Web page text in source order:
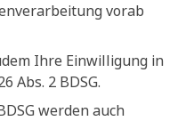
vorab
Ihre Einwilligung in
Abs. 2 BDSG.
werden auch